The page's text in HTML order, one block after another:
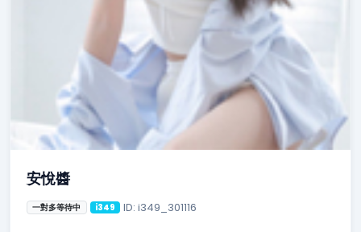
安悅醬
一對多等待中 i349 ID: i349_301116